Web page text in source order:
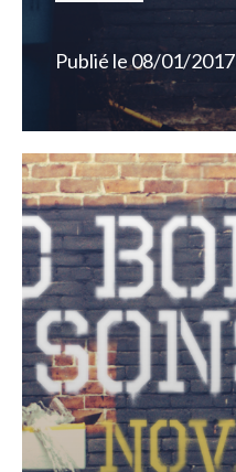
Publié le08/01/2017